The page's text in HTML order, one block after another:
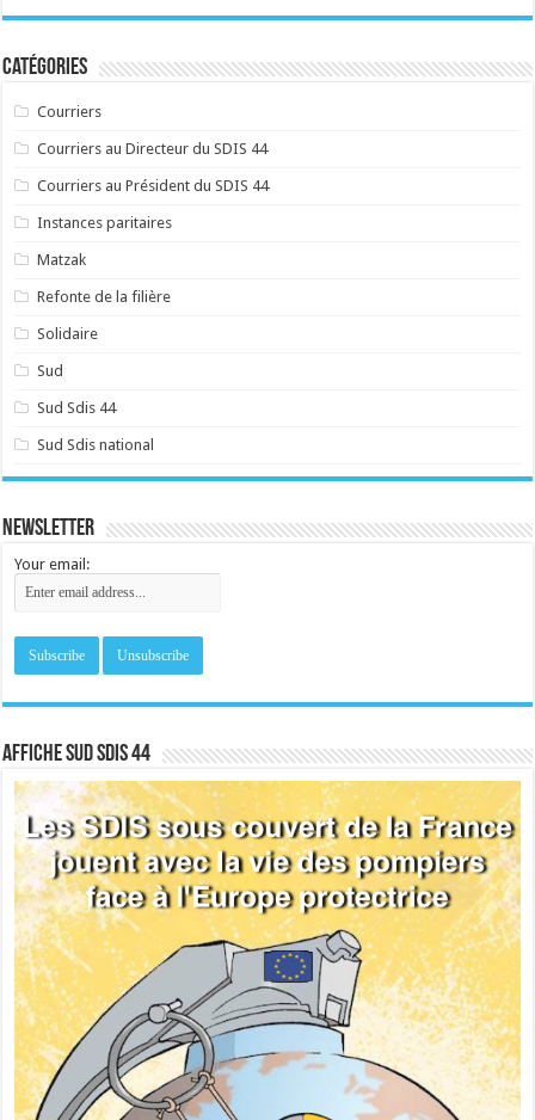
Catégories
Courriers
Courriers au Directeur du SDIS 44
Courriers au Président du SDIS 44
Instances paritaires
Matzak
Refonte de la filière
Solidaire
Sud
Sud Sdis 44
Sud Sdis national
Newsletter
Your email:
Affiche sud SDIS 44